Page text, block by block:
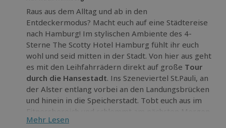
Raus aus dem Alltag und ab in den
Entdeckermodus? Macht euch auf eine Städtereise
nach Hamburg! Im stylischen Ambiente des 4-
Sterne The Scotty Hotel Hamburg fühlt ihr euch
wohl und seid mitten in der Stadt. Von hier aus geht
es mit den Leihfahrrädern direkt auf große Tour
durch die Hansestadt. Ins Szeneviertel St.Pauli, an
der Alster entlang vorbei an den Landungsbrücken
und hinein in die Speicherstadt. Tobt euch aus im
Fitnessbereich und schlemmt am nächsten Morgen
ein erstklassiges Frühstücksbuffet. Einfach
Mehr Lesen